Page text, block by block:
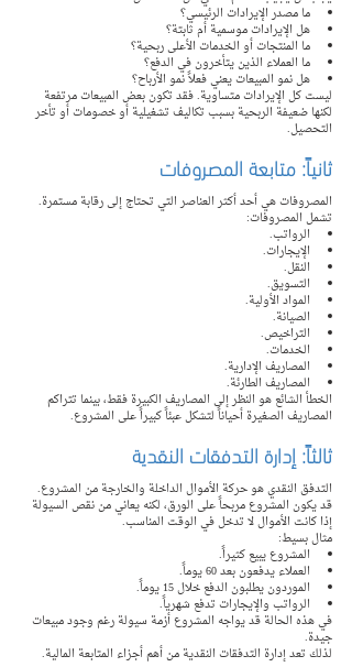
ما مصدر الإيرادات الرئيسي؟
هل الإيرادات موسمية أم ثابتة؟
ما المنتجات أو الخدمات الأعلى ربحية؟
ما العملاء الذين يتأخرون في الدفع؟
هل نمو المبيعات يعني فعلاً نمو الأرباح؟
ليست كل الإيرادات متساوية. فقد تكون بعض المبيعات مرتفعة
لكنها ضعيفة الربحية بسبب تكاليف تشغيلية أو خصومات أو تأخر
التحصيل.
ثانياً: متابعة المصروفات
المصروفات هي أحد أكثر العناصر التي تحتاج إلى رقابة مستمرة.
تشمل المصروفات:
الرواتب.
الإيجارات.
النقل.
التسويق.
المواد الأولية.
الصيانة.
التراخيص.
الخدمات.
المصاريف الإدارية.
المصاريف الطارئة.
الخطأ الشائع هو النظر إلى المصاريف الكبيرة فقط، بينما تتراكم
المصاريف الصغيرة أحياناً لتشكل عبئاً كبيراً على المشروع.
ثالثاً: إدارة التدفقات النقدية
التدفق النقدي هو حركة الأموال الداخلة والخارجة من المشروع.
قد يكون المشروع مربحاً على الورق، لكنه يعاني من نقص السيولة
إذا كانت الأموال لا تدخل في الوقت المناسب.
مثال بسيط:
المشروع يبيع كثيراً.
العملاء يدفعون بعد 60 يوماً.
الموردون يطلبون الدفع خلال 15 يوماً.
الرواتب والإيجارات تدفع شهرياً.
في هذه الحالة قد يواجه المشروع أزمة سيولة رغم وجود مبيعات
جيدة.
لذلك تعد إدارة التدفقات النقدية من أهم أجزاء المتابعة المالية.